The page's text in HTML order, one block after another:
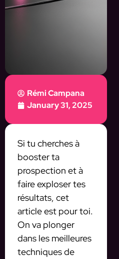
Rémi Campana
January 31, 2025
Si tu cherches à
booster ta
prospection et à
faire exploser tes
résultats, cet
article est pour toi.
On va plonger
dans les meilleures
techniques de